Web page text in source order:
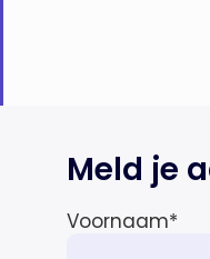
Meld je
Voornaam*